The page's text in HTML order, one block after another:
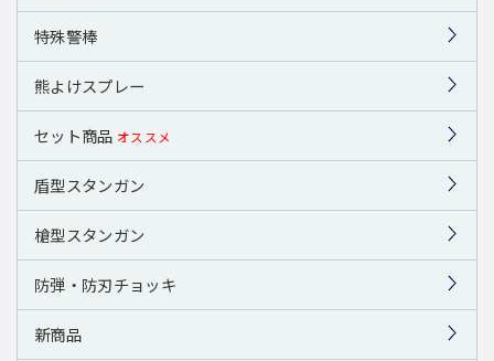
特殊警棒
熊よけスプレー
セット商品 オススメ
盾型スタンガン
槍型スタンガン
防弾・防刃チョッキ
新商品